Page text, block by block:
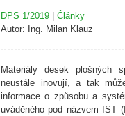
DPS 1/2019 | Články
Autor: Ing. Milan Klauz
Materiály desek plošných
neustále inovují, a tak
informace o způsobu a
uváděného pod názvem IST